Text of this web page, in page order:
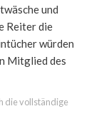
und
Reiter die
würden
Mitglied des
die vollständige